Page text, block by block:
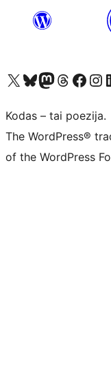
Visit our X (formerly Twitter) account
Apsilankykite mūsų Bluesky paskyroje
Visit our Mastodon account
Apsilankykite mūsųVisit our Facebook page
Visit
Kodas – tai poezija.
The WordPress®
of the WordPress